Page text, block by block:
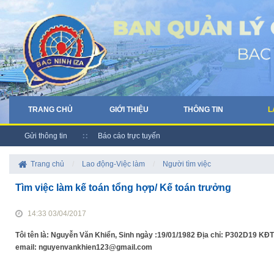
TRANG CHỦ GIỚI THIỆU THÔNG TIN
Gửi thông tin Báo cáo trực tuyến
Trang chủ Lao động-Việc làm Người tìm việc
Tìm việc làm kế toán tổng hợp/ Kế toán trưởng
14:33 03/04/2017
Tôi tên là: Nguyễn Văn Khiển, Sinh ngày :19/01/1982 Địa chỉ: P302D19
email: nguyenvankhien123@gmail.com